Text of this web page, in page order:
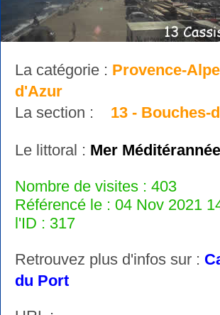
La catégorie : Provence-
d'Azur
La section : 13 - Bouches-
Le littoral : Mer Méditérannée
Nombre de visites : 403
Référencé le : 04 Nov 2021
l'ID : 317
Retrouvez plus d'infos sur :
du Port